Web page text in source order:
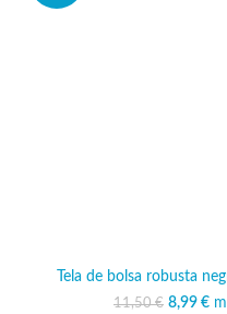
Tela de bolsa robusta
11,50€
El
8,99 €